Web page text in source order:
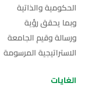
الحكومية والذاتية
وبما يحقق رؤية
ورسالة وقيم الجامعة
الاستراتيجية المرسومة
الغايات